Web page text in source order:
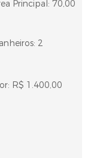
Principal: 70,00
2
R$ 1.400,00